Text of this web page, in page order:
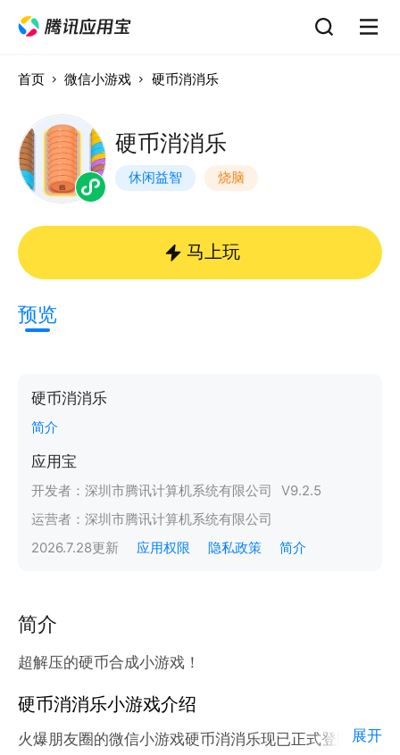
首页 微信小游戏 硬币消消乐
硬币消消乐
休闲益智 烧脑
马上玩
预览
硬币消消乐
简介
应用宝
开发者： 深圳市腾讯计算机系统有限公司 V9.2.5
运营者： 深圳市腾讯计算机系统有限公司
2026.7.28更新 应用权限 隐私政策 简介
简介
超解压的硬币合成小游戏！
硬币消消乐小游戏介绍
火爆朋友圈的微信小游戏硬币消消乐现已正式登陆腾讯
展开